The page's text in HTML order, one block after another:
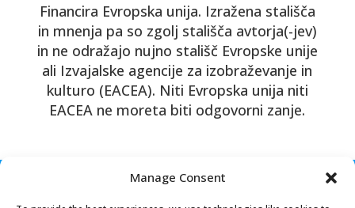
Manage Consent
Financira Evropska unija. Izražena stališča
in mnenja pa so zgolj stališča avtorja(-jev)
in ne odražajo nujno stališč Evropske unije
ali Izvajalske agencije za izobraževanje in
kulturo (EACEA). Niti Evropska unija niti
EACEA ne moreta biti odgovorni zanje.